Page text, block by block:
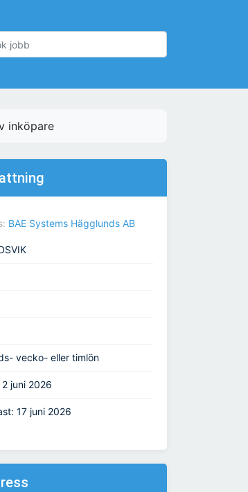
inköpare
BAE Systems Hägglunds AB
vecko- eller timlön
juni 2026
17 juni 2026